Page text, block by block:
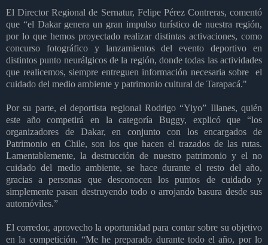
El Director Regional de Sernatur, Felipe Pérez Contreras, comentó
que “el Dakar genera un gran impulso turístico de nuestra región,
por lo que hemos proyectado realizar distintas activaciones, como
concurso fotográfico y lanzamientos del evento deportivo en
distintos punto neurálgicos de la región, donde todas las actividades
que realicemos, siempre entreguen información necesaria sobre el
cuidado del medio ambiente y patrimonio cultural de Tarapacá."
Por su parte, el deportista regional Rodrigo “Yiyo” Illanes, quién
este año competirá en la categoría Buggy, explicó que “los
organizadores de Dakar, en conjunto con los encargados de
Patrimonio en Chile, son los que hacen el trazados de las rutas.
Lamentablemente, la destrucción de nuestro patrimonio y el no
cuidado del medio ambiente, se hace durante el resto del año,
gracias a personas que desconocen los puntos de cuidado y
simplemente pasan destruyendo todo o arrojando basura desde sus
automóviles.”
El corredor, aprovecho la oportunidad para contar sobre su objetivo
en la competición. “Me he preparado durante todo el año, por lo